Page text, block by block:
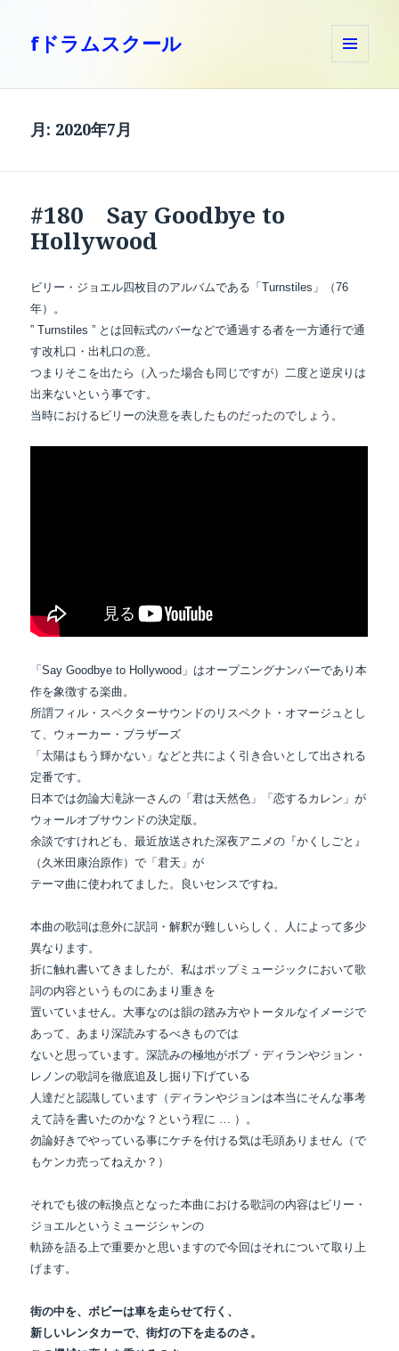
fドラムスクール
ーとウ
月: 2020年7月
#180 Say Goodbye to
Hollywood
ビリー・ジョエル四枚目のアルバムである「Turnstiles」（76
年）。
” Turnstiles ” とは回転式のバーなどで通過する者を一方通行で通
す改札口・出札口の意。
つまりそこを出たら（入った場合も同じですが）二度と逆戻りは
出来ないという事です。
当時におけるビリーの決意を表したものだったのでしょう。
「Say Goodbye to Hollywood」はオープニングナンバーであり本
作を象徴する楽曲。
所謂フィル・スペクターサウンドのリスペクト・オマージュとし
て、ウォーカー・ブラザーズ
「太陽はもう輝かない」などと共によく引き合いとして出される
定番です。
日本では勿論大滝詠一さんの「君は天然色」「恋するカレン」が
ウォールオブサウンドの決定版。
余談ですけれども、最近放送された深夜アニメの『かくしごと』
（久米田康治原作）で「君天」が
テーマ曲に使われてました。良いセンスですね。
本曲の歌詞は意外に訳詞・解釈が難しいらしく、人によって多少
異なります。
折に触れ書いてきましたが、私はポップミュージックにおいて歌
詞の内容というものにあまり重きを
置いていません。大事なのは韻の踏み方やトータルなイメージで
あって、あまり深読みするべきものでは
ないと思っています。深読みの極地がボブ・ディランやジョン・
レノンの歌詞を徹底追及し掘り下げている
人達だと認識しています（ディランやジョンは本当にそんな事考
えて詩を書いたのかな？という程に … ）。
勿論好きでやっている事にケチを付ける気は毛頭ありません（で
もケンカ売ってねえか？）
それでも彼の転換点となった本曲における歌詞の内容はビリー・
ジョエルというミュージシャンの
軌跡を語る上で重要かと思いますので今回はそれについて取り上
げます。
街の中を、ボビーは車を走らせて行く、
新しいレンタカーで、街灯の下を走るのさ。